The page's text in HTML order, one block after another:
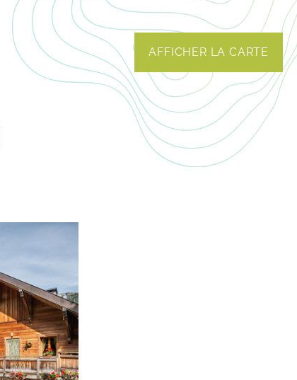
AFFICHER LA CARTE